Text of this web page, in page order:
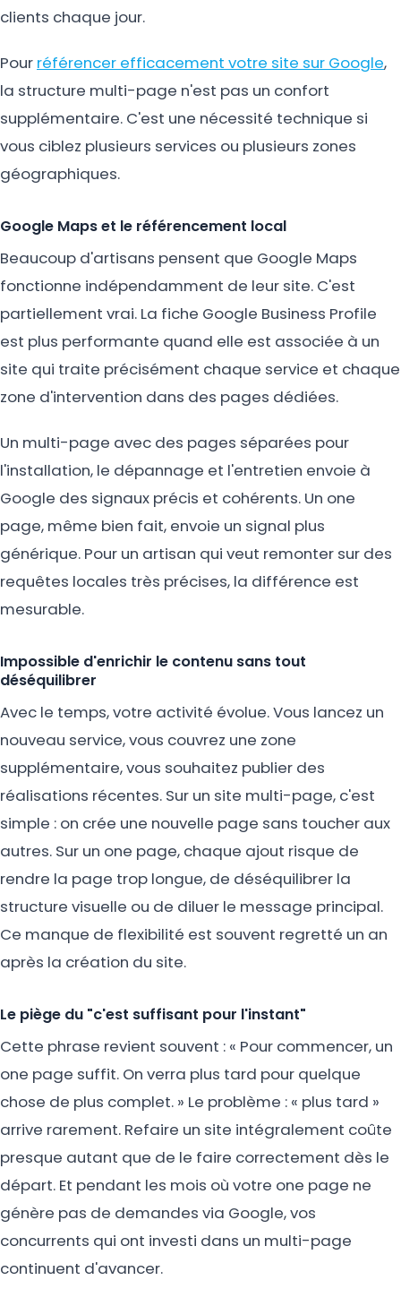
clients chaque jour.
Pour référencer efficacement votre site sur Google,
la structure multi-page n'est pas un confort
supplémentaire. C'est une nécessité technique si
vous ciblez plusieurs services ou plusieurs zones
géographiques.
Google Maps et le référencement local
Beaucoup d'artisans pensent que Google Maps
fonctionne indépendamment de leur site. C'est
partiellement vrai. La fiche Google Business Profile
est plus performante quand elle est associée à un
site qui traite précisément chaque service et chaque
zone d'intervention dans des pages dédiées.
Un multi-page avec des pages séparées pour
l'installation, le dépannage et l'entretien envoie à
Google des signaux précis et cohérents. Un one
page, même bien fait, envoie un signal plus
générique. Pour un artisan qui veut remonter sur des
requêtes locales très précises, la différence est
mesurable.
Impossible d'enrichir le contenu sans tout
déséquilibrer
Avec le temps, votre activité évolue. Vous lancez un
nouveau service, vous couvrez une zone
supplémentaire, vous souhaitez publier des
réalisations récentes. Sur un site multi-page, c'est
simple : on crée une nouvelle page sans toucher aux
autres. Sur un one page, chaque ajout risque de
rendre la page trop longue, de déséquilibrer la
structure visuelle ou de diluer le message principal.
Ce manque de flexibilité est souvent regretté un an
après la création du site.
Le piège du "c'est suffisant pour l'instant"
Cette phrase revient souvent : « Pour commencer, un
one page suffit. On verra plus tard pour quelque
chose de plus complet. » Le problème : « plus tard »
arrive rarement. Refaire un site intégralement coûte
presque autant que de le faire correctement dès le
départ. Et pendant les mois où votre one page ne
génère pas de demandes via Google, vos
concurrents qui ont investi dans un multi-page
continuent d'avancer.